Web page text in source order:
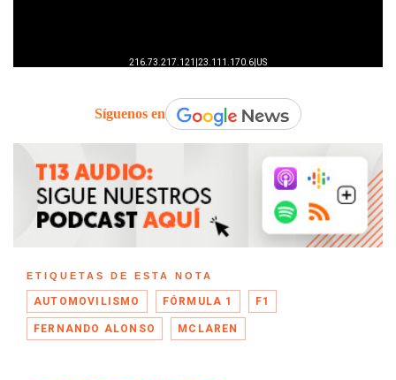
Síguenos en
ETIQUETAS DE ESTA NOTA
AUTOMOVILISMO FÓRMULA 1 F1
FERNANDO ALONSO MCLAREN